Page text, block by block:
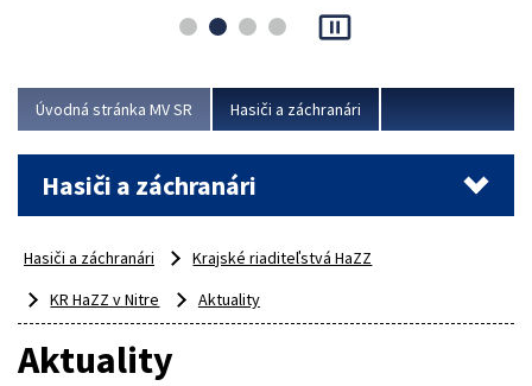
pause_presentation
Úvodná stránka MV SR Hasiči a záchranári
Hasiči a záchranári
Hasiči a záchranári
Krajské riaditeľstvá HaZZ
KR HaZZ v Nitre
Aktuality
Aktuality